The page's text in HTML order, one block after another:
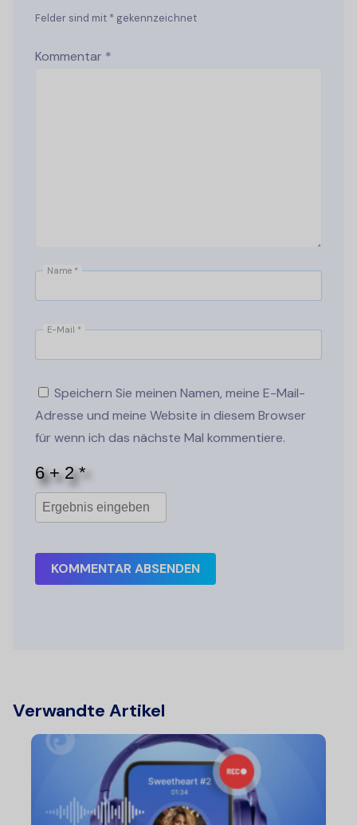
Felder sind mit * gekennzeichnet
Kommentar *
Name *
E-Mail *
Speichern Sie meinen Namen, meine E-Mail-
Adresse und meine Website in diesem Browser
für wenn ich das nächste Mal kommentiere.
KOMMENTAR ABSENDEN
Verwandte Artikel